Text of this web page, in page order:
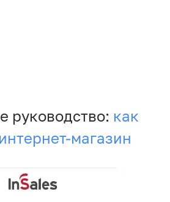
руководство: как
магазин